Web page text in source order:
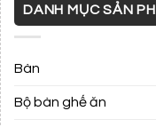
DANH MỤC SẢN
Bàn
Bộ bàn ghế ăn